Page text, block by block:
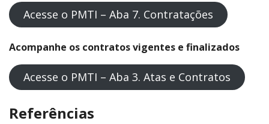
Acesse o PMTI – Aba 7. Contratações
Acompanhe os contratos vigentes e finalizados
Acesse o PMTI – Aba 3. Atas e Contratos
Referências